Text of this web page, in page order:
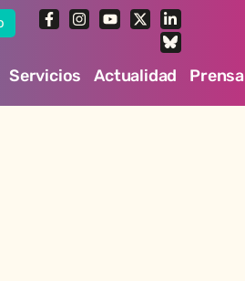
Servicios Actualidad Prensa